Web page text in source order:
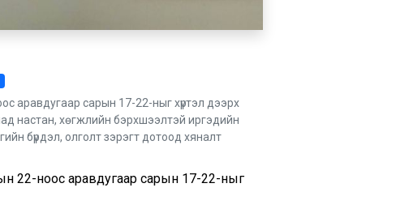
аравдугаар сарын 17-22-ныг хүртэл дээрх
настан, хөгжлийн бэрхшээлтэй иргэдийн
бүрдэл, олголт зэрэгт дотоод хяналт
22-ноос аравдугаар сарын 17-22-ныг